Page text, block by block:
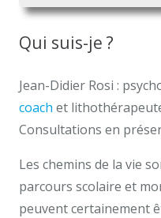
Qui suis-je ?
Jean-Didier Rosi :
coach et
Consultations en
Les chemins de la vie
parcours scolaire et
peuvent certainement